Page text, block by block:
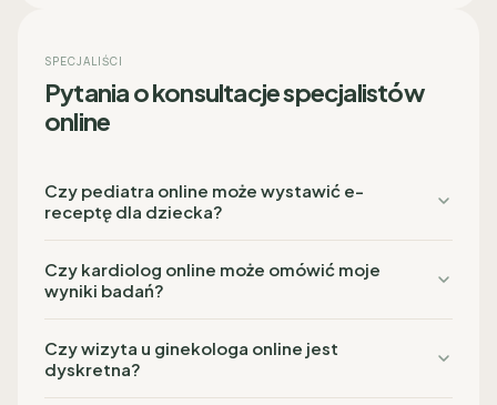
SPECJALIŚCI
Pytania o konsultacje specjalistów
online
Czy pediatra online może wystawić e-
receptę dla dziecka?
Czy kardiolog online może omówić moje
wyniki badań?
Czy wizyta u ginekologa online jest
dyskretna?